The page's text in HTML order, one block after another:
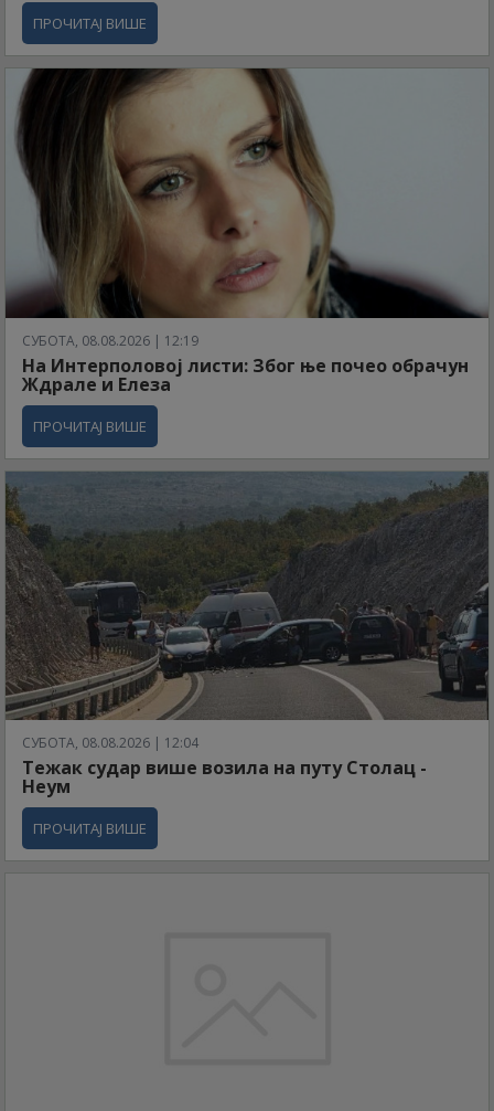
ПРОЧИТАЈ ВИШЕ
СУБОТА, 08.08.2026 | 12:19
На Интерполовој листи: Због ње почео обрачун
Ждрале и Елеза
ПРОЧИТАЈ ВИШЕ
СУБОТА, 08.08.2026 | 12:04
Тежак судар више возила на путу Столац -
Неум
ПРОЧИТАЈ ВИШЕ